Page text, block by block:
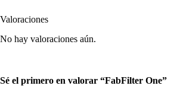
Valoraciones
No hay valoraciones aún.
Sé el primero en valorar “FabFilter One”